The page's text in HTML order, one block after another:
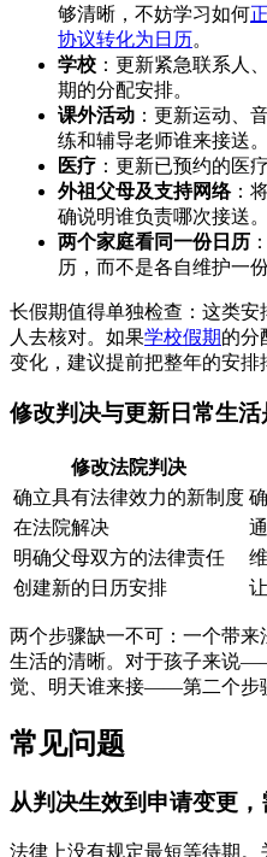
够清晰，不妨学习如何
协议转化为日历。
学校 ：更新紧急联系人
期的分配安排。
课外活动 ：更新运动、
练和辅导老师谁来接送。
医疗 ：更新已预约的医
外祖父母及支持网络：
确说明谁负责哪次接送。
两个家庭看同一份日历
历，而不是各自维护一
长假期值得单独检查：这类
人去核对。如果学校假期的分
变化，建议提前把整年的安排
修改判决与更新日常生
修改法院判决
确立具有法律效力的新制度
在法院解决
明确父母双方的法律责任
创建新的日历安排
两个步骤缺一不可：一个带
生活的清晰。对于孩子来说
觉、明天谁来接——第二个步
常见问题
从判决生效到申请变更
法律上没有规定最短等待期